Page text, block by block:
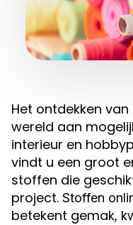
Het ontdekken van
wereld aan
interieur en
vindt u een groot
stoffen die
project. Stoffen
betekent gemak,